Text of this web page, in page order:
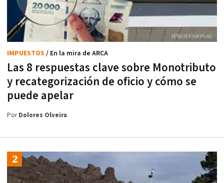
Las 8 respuestas clave sobre Monotributo
y recategorización de oficio y cómo se
puede apelar
IMPUESTOS / En la mira de ARCA
PorDolores Olveira